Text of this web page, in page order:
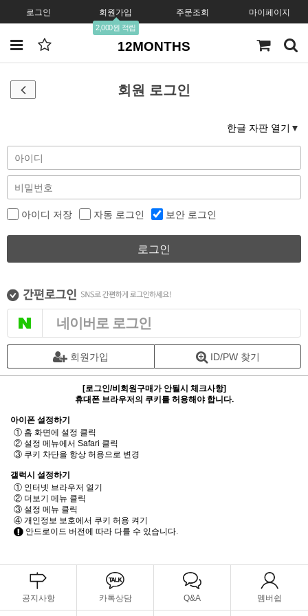
로그인 회원가입
2,000원 적립
주문조회 마이페이지
12MONTHS
회원 로그인
한글 자판 열기
아이디 저장 자동 로그인 보안 로그인
로그인
네이버로 로그인
회원가입 ID/PW 찾기
[로그인/비회원구매가 안될시 체크사항]
휴대폰 브라우저의 쿠키를 허용해야 합니다.
아이폰 설정하기
① 홈 화면에 설정 클릭
② 설정 메뉴에서 Safari 클릭
③ 쿠키 차단을 항상 허용으로 변경
갤럭시 설정하기
① 인터넷 브라우저 열기
② 더보기 메뉴 클릭
③ 설정 메뉴 클릭
④ 개인정보 보호에서 쿠키 허용 켜기
안드로이드 버전에 따라 다를 수 있습니다.
공지사항 카톡상담 Q&A 멤버쉽